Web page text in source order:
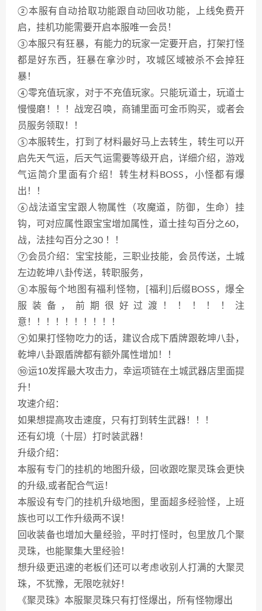
②本服有自动拾取功能跟自动回收功能，上线免费开
启，挂机功能需要开启本服唯一会员！
③本服只有狂暴，有能力的玩家一定要开启，打架打怪
都是好东西，狂暴在拿沙时，攻城区域被杀不会掉狂
暴！
④零充值玩家，对于不充值玩家。只能玩道士，玩道士
慢慢磨！！！战宠召唤，商铺里面可金币购买，或者会
员服务领取！！
⑤本服转生，打到了材料最好马上去转生，转生可以开
启先天气运，后天气运需要等级开启，详细介绍，游戏
气运简介里面有介绍！转生材料BOSS，小怪都有爆
出！！
⑥战法道宝宝跟人物属性（攻魔道，防御，生命）挂
钩，可对应属性跟宝宝增加属性，道士挂勾百分之60，
战，法挂勾百分之30 ！！
⑦会员介绍：宝宝技能，三职业技能，会员传送，土城
左边乾坤八卦传送，转职服务，
⑧本服每个地图有福利怪物，[福利]后缀BOSS，爆全
服装备，前期很好过渡！！！！！注
意！！！！！！！！！！
⑨如果打怪物吃力的话，建议合成下盾牌跟乾坤八卦，
乾坤八卦跟盾牌都有额外属性增加！！
⑩运10发挥最大攻击力，幸运项链在土城武器店里面提
升！
攻速介绍：
如果想提高攻击速度，只有打到转生武器！！！
还有幻境（十层）打时装武器！
升级介绍：
本服有专门的挂机的地图升级，回收跟吃聚灵珠会更快
的升级,或者配合气运！
本服设有专门的挂机升级地图，里面超多经验怪，上班
族也可以工作升级两不误！
回收装备也增加大量经验，平时打怪时，包里放几个聚
灵珠，也能聚集大里经验！
想升级更迅速的老板们还可以考虑收别人打满的大聚灵
珠，不犹豫，无限吃就好！
《聚灵珠》本服聚灵珠只有打怪爆出，所有怪物爆出